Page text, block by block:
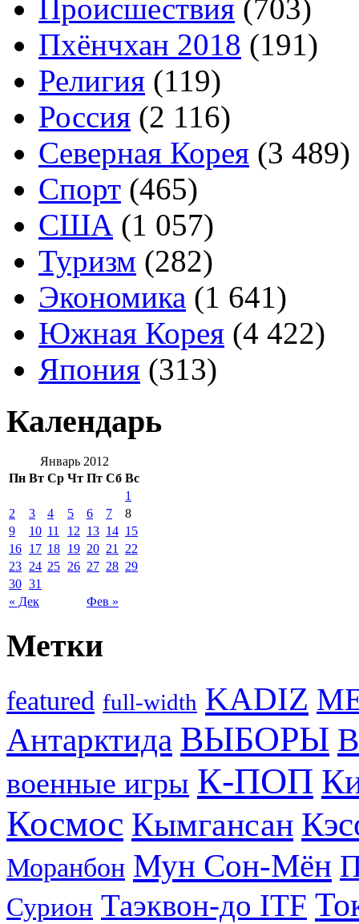
Происшествия (703)
Пхёнчхан 2018 (191)
Религия (119)
Россия (2 116)
Северная Корея (3 489)
Спорт (465)
США (1 057)
Туризм (282)
Экономика (1 641)
Южная Корея (4 422)
Япония (313)
Календарь
Январь 2012
Пн Вт Ср Чт Пт Сб Вс
« Дек Фев »
1
2
3 4 5 6 7
8
9
10 11 12 13 14 15
16 17 18 19 20 21
22
23 24 25 26 27 28 29
30 31
Метки
featured full-width KADIZ
Антарктида ВЫБОРЫ
военные игры К-ПОП
Космос Кымгансан
Моранбон Мун Сон-Мён
Сурион Таэквон-до ITF